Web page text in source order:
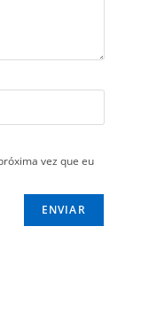
vez que eu